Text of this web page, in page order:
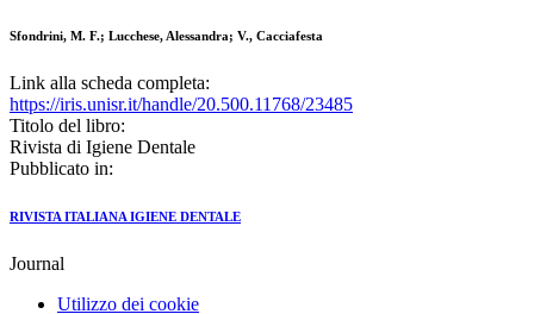
Sfondrini, M. F.; Lucchese, Alessandra; V., Cacciafesta
Link alla scheda completa:
https://iris.unisr.it/handle/20.500.11768/23485
Titolo del libro:
Rivista di Igiene Dentale
Pubblicato in:
RIVISTA ITALIANA IGIENE DENTALE
Journal
Utilizzo dei cookie